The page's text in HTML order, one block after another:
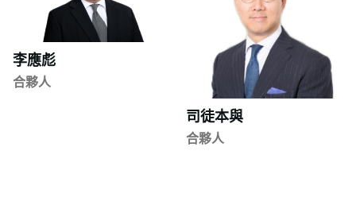
李應彪
合夥人
司徒本與
合夥人